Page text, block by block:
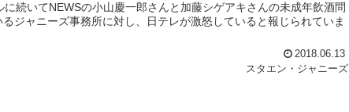
続いてNEWSの小山慶一郎さんと加藤シゲアキさんの未成年飲酒問
ジャニーズ事務所に対し、日テレが激怒していると報じられていま
2018.06.13
スタエン・ジャニーズ